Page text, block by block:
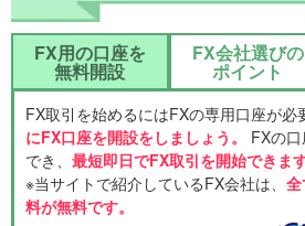
FX用の口座を
無料開設
FX会社選びの
ポイント
FX取引を始めるにはFXの専用口座が必
にFX口座を開設をしましょう。
FXの
でき、 最短即日でFX取引を開始できます
※当サイトで紹介しているFX会社は、
料が無料です。